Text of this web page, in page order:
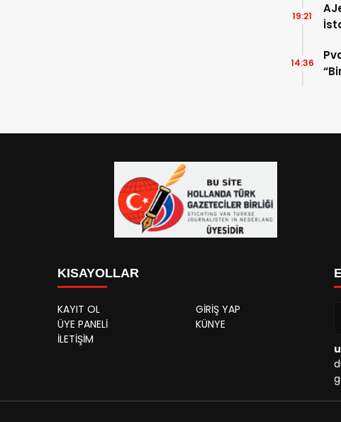
19:21
14:36
KISAYOLLAR
KAYIT OL
GİRİŞ YAP
ÜYE PANELİ
KÜNYE
İLETİŞİM